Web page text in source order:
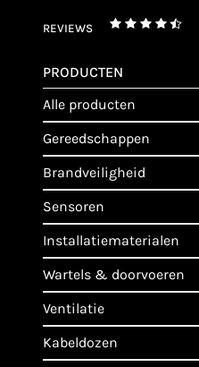
REVIEWS
PRODUCTEN
alle producten
gereedschappen
brandveiligheid
sensoren
installatiematerialen
wartels & doorvoeren
ventilatie
kabeldozen